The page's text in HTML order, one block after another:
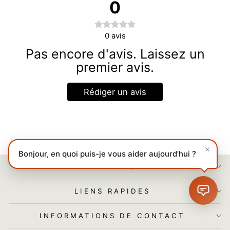
0
0 avis
Pas encore d'avis. Laissez un
premier avis.
Rédiger un avis
NOS POLITIQUES
LIENS RAPIDES
INFORMATIONS DE CONTACT
Bonjour, en quoi puis-je vous aider aujourd'hui ?